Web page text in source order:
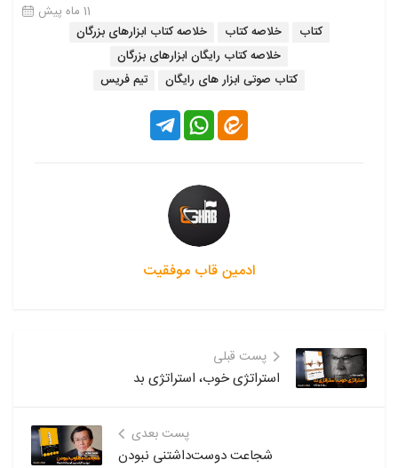
11 ماه پیش
کتاب
خلاصه کتاب
خلاصه کتاب ابزارهای بزرگان
خلاصه کتاب رایگان ابزارهای بزرگان
کتاب صوتی ابزار های رایگان
تیم فریس
ادمین قاب موفقیت
پست قبلی
استراتژی خوب، استراتژی بد
پست بعدی
شجاعت دوست‌داشتنی نبودن